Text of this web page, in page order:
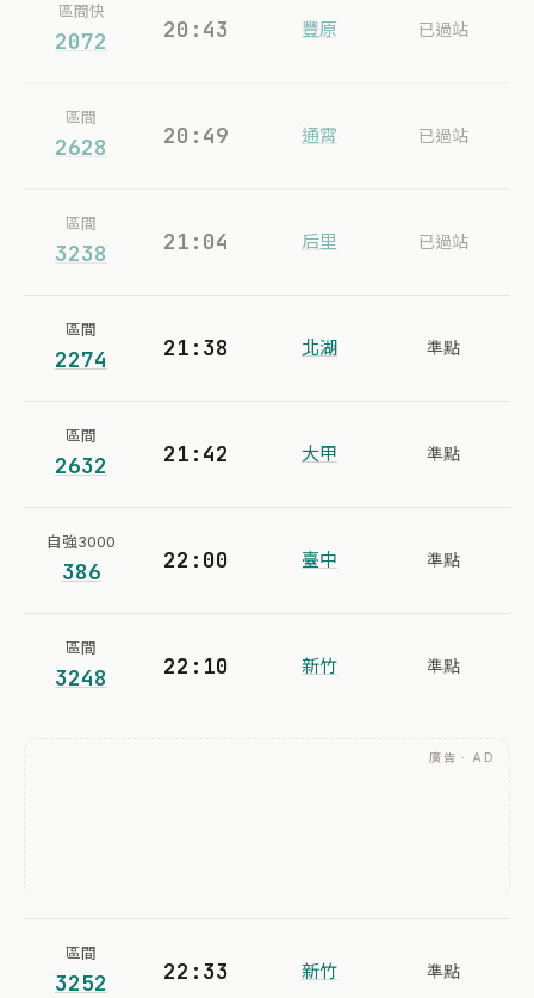
區間快
2072 20:43 豐原 已過站
區間
2628 20:49 通霄 已過站
區間
3238 21:04 后里 已過站
區間
2274 21:38 北湖 準點
區間
2632 21:42 大甲 準點
自強3000
386 22:00 臺中 準點
區間
3248 22:10 新竹 準點
廣告 · AD
區間
3252 22:33 新竹 準點